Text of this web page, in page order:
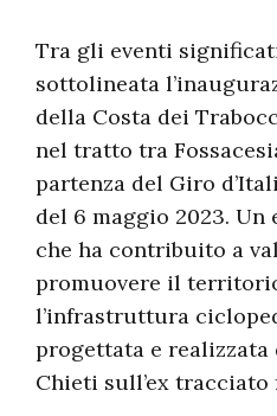
Tra gli eventi
sottolineata
della Costa dei
nel tratto tra
partenza del Giro
del 6 maggio 2023.
che ha contribuito a
promuovere il
l’infrastruttura
progettata e
Chieti sull’ex